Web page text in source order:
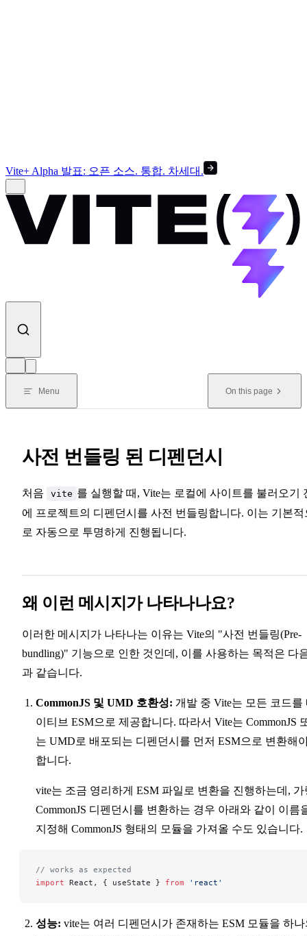
Vite+ Alpha 발표: 오픈 소스. 통합. 차세대.
Menu On this page
사전 번들링 된 디펜던시
처음 vite 를 실행할 때, Vite는 로컬에 사이트를 불러오기
에 프로젝트의 디펜던시를 사전 번들링합니다. 이는 기본적
로 자동으로 투명하게 진행됩니다.
왜 이런 메시지가 나타나나요?
이러한 메시지가 나타나는 이유는 Vite의 "사전 번들링(Pre-
bundling)" 기능으로 인한 것인데, 이를 사용하는 목적은 다
과 같습니다.
CommonJS 및 UMD 호환성: 개발 중 Vite는 모든 코드를
이티브 ESM으로 제공합니다. 따라서 Vite는 CommonJS
는 UMD로 배포되는 디펜던시를 먼저 ESM으로 변환해
합니다.
vite는 조금 영리하게 ESM 파일로 변환을 진행하는데, 가
CommonJS 디펜던시를 변환하는 경우 아래와 같이 이름
지정해 CommonJS 형태의 모듈을 가져올 수도 있습니다.
// works as expected
import React, { useState } from 'react'
성능: vite는 여러 디펜던시가 존재하는 ESM 모듈을 하